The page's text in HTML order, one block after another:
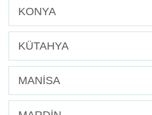
KONYA
KÜTAHYA
MANİSA